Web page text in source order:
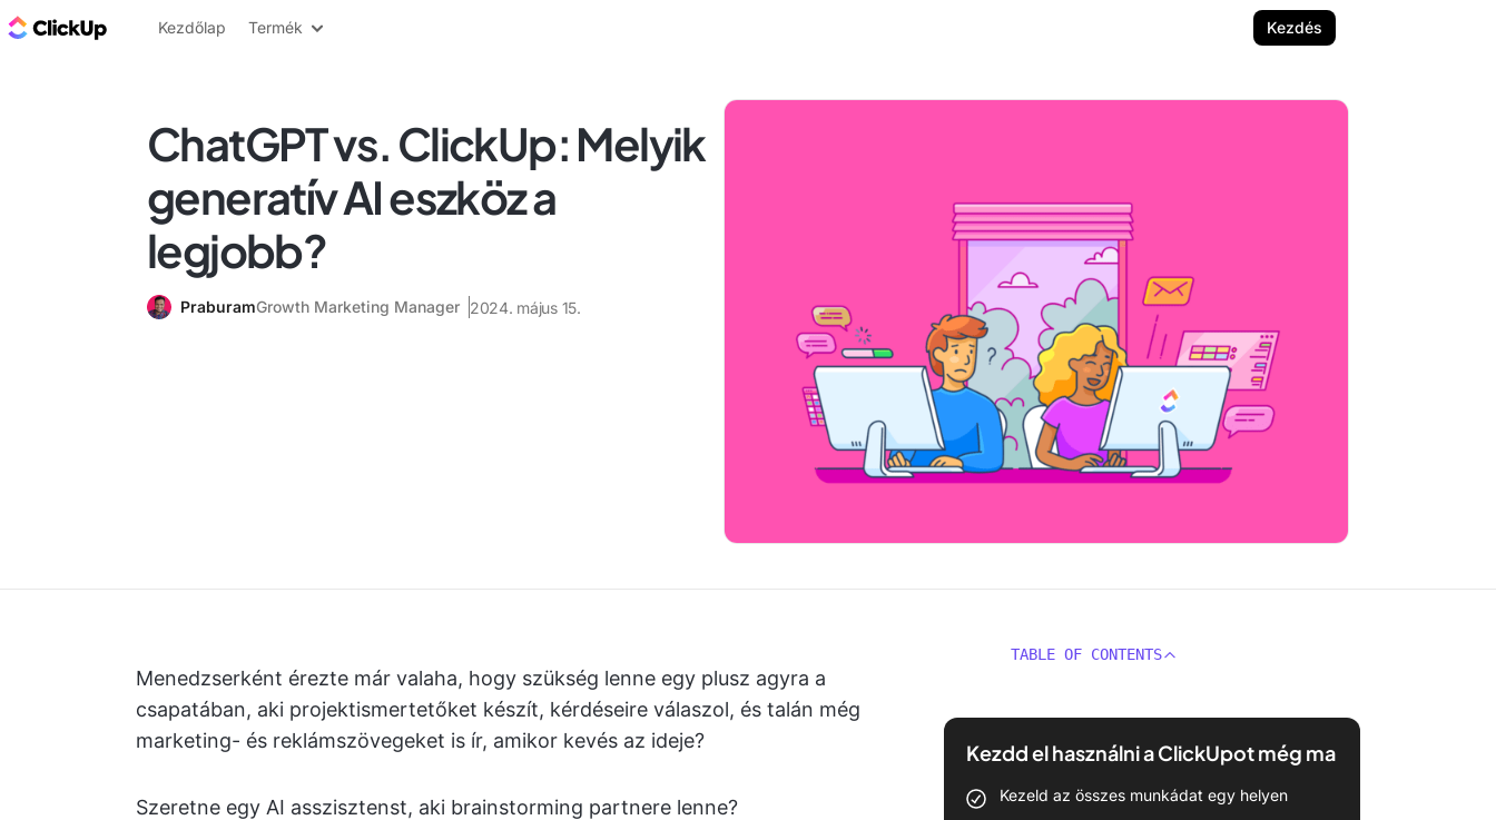
ClickUp blog
Kezdőlap Termék Kezdés
ChatGPT vs. ClickUp: Melyik
generatív AI eszköz a
legjobb?
PraburamGrowth Marketing Manager 2024. május 15.
Menedzserként érezte már valaha, hogy szükség lenne egy plusz agyra a
csapatában, aki projektismertetőket készít, kérdéseire válaszol, és talán még
marketing- és reklámszövegeket is ír, amikor kevés az ideje?
Szeretne egy AI asszisztenst, aki brainstorming partnere lenne?
TABLE OF CONTENTS
Kezdd el használni a ClickUpot még ma
Kezeld az összes munkádat egy helyen